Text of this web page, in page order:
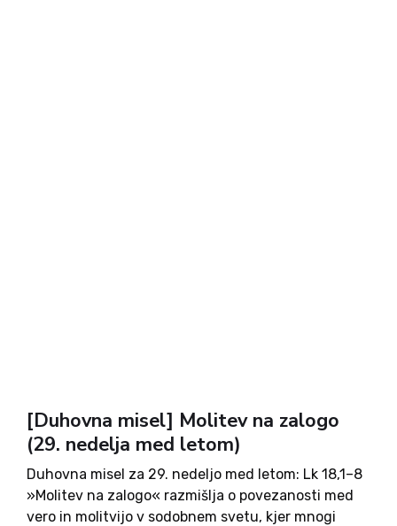
[Duhovna misel] Molitev na zalogo
(29. nedelja med letom)
Duhovna misel za 29. nedeljo med letom: Lk 18,1–8
»Molitev na zalogo« razmišlja o povezanosti med
vero in molitvijo v sodobnem svetu, kjer mnogi